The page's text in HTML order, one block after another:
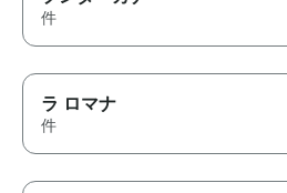
件
ラ ロマナ
件